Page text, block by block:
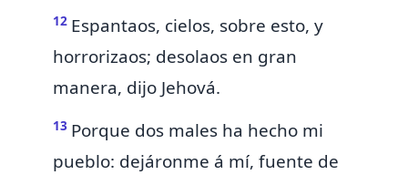
12 Espantaos, cielos, sobre esto, y
horrorizaos; desolaos en gran
manera, dijo Jehová.
13 Porque dos males ha hecho mi
pueblo: dejáronme á mí, fuente de